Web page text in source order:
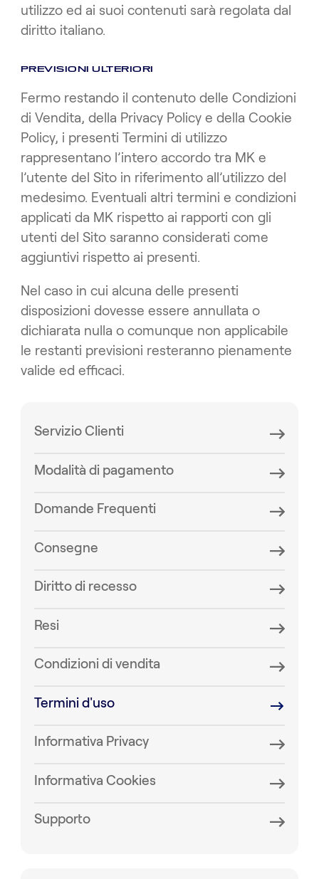
utilizzo ed ai suoi contenuti sarà regolata dal
diritto italiano.
PREVISIONI ULTERIORI
Fermo restando il contenuto delle Condizioni
di Vendita, della Privacy Policy e della Cookie
Policy, i presenti Termini di utilizzo
rappresentano l’intero accordo tra MK e
l’utente del Sito in riferimento all’utilizzo del
medesimo. Eventuali altri termini e condizioni
applicati da MK rispetto ai rapporti con gli
utenti del Sito saranno considerati come
aggiuntivi rispetto ai presenti.
Nel caso in cui alcuna delle presenti
disposizioni dovesse essere annullata o
dichiarata nulla o comunque non applicabile
le restanti previsioni resteranno pienamente
valide ed efficaci.
Servizio Clienti
Modalità di pagamento
Domande Frequenti
Consegne
Diritto di recesso
Resi
Condizioni di vendita
Termini d'uso
Informativa Privacy
Informativa Cookies
Supporto